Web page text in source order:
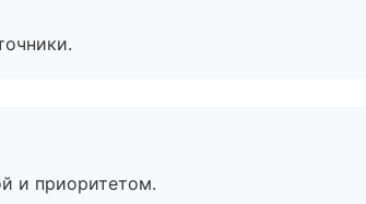
и приоритетом.